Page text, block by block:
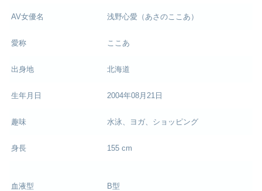
AV女優名 浅野心愛（あさのここあ）
愛称 ここあ
出身地 北海道
生年月日 2004年08月21日
趣味 水泳、ヨガ、ショッピング
身長 155 cm
血液型 B型